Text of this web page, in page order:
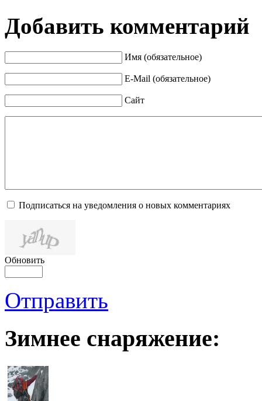
Добавить комментарий
Имя (обязательное)
E-Mail (обязательное)
Сайт
Подписаться на уведомления о новых комментариях
Обновить
Отправить
Зимнее снаряжение: